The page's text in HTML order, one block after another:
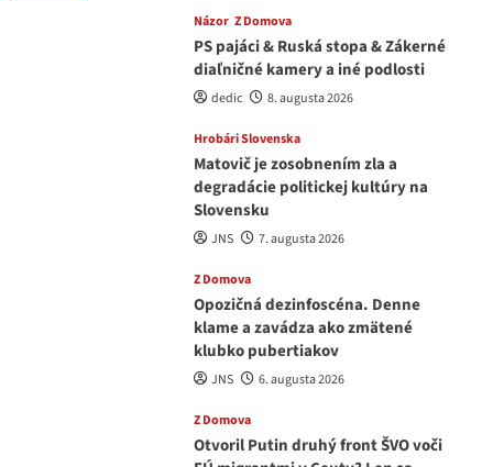
Názor Z Domova
PS pajáci & Ruská stopa & Zákerné
diaľničné kamery a iné podlosti
dedic 8. augusta 2026
Hrobári Slovenska
Matovič je zosobnením zla a
degradácie politickej kultúry na
Slovensku
JNS 7. augusta 2026
Z Domova
Opozičná dezinfoscéna. Denne
klame a zavádza ako zmätené
klubko pubertiakov
JNS 6. augusta 2026
Z Domova
Otvoril Putin druhý front ŠVO voči